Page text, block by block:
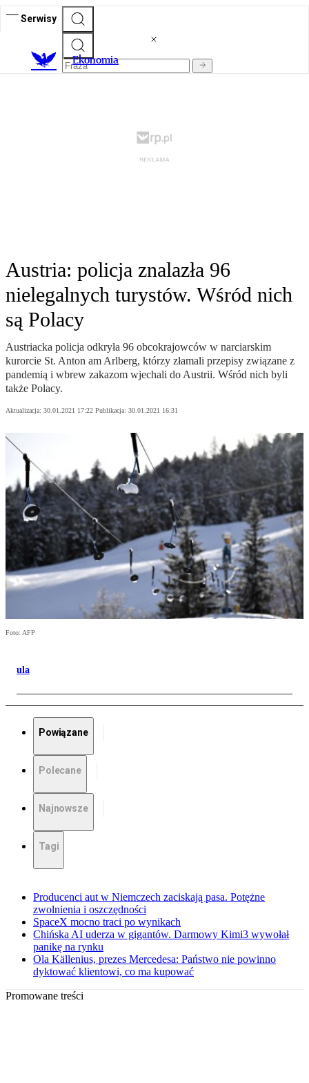
Serwisy
Ekonomia
Austria: policja znalazła 96
nielegalnych turystów. Wśród nich
są Polacy
Austriacka policja odkryła 96 obcokrajowców w narciarskim
kurorcie St. Anton am Arlberg, którzy złamali przepisy związane z
pandemią i wbrew zakazom wjechali do Austrii. Wśród nich byli
także Polacy.
Aktualizacja: 30.01.2021 17:22 Publikacja: 30.01.2021 16:31
Foto: AFP
ula
Powiązane
Polecane
Najnowsze
Tagi
Producenci aut w Niemczech zaciskają pasa. Potężne
zwolnienia i oszczędności
SpaceX mocno traci po wynikach
Chińska AI uderza w gigantów. Darmowy Kimi3 wywołał
panikę na rynku
Ola Källenius, prezes Mercedesa: Państwo nie powinno
dyktować klientowi, co ma kupować
Promowane treści